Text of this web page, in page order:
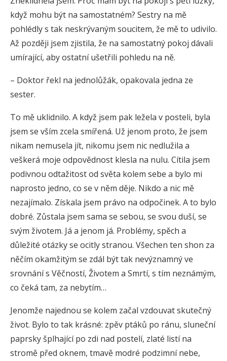
když mohu být na samostatném? Sestry na mě
pohlédly s tak neskrývaným soucitem, že mě to udivilo.
Až později jsem zjistila, že na samostatný pokoj dávali
umírající, aby ostatní ušetřili pohledu na ně.
– Doktor řekl na jednolůžák, opakovala jedna ze
sester.
To mě uklidnilo. A když jsem pak ležela v posteli, byla
jsem se vším zcela smířená. Už jenom proto, že jsem
nikam nemusela jít, nikomu jsem nic nedlužila a
veškerá moje odpovědnost klesla na nulu. Cítila jsem
podivnou odtažitost od světa kolem sebe a bylo mi
naprosto jedno, co se v něm děje. Nikdo a nic mě
nezajímalo. Získala jsem právo na odpočinek. A to bylo
dobré. Zůstala jsem sama se sebou, se svou duší, se
svým životem. Já a jenom já. Problémy, spěch a
důležité otázky se ocitly stranou. Všechen ten shon za
něčím okamžitým se zdál být tak nevýznamný ve
srovnání s Věčností, Životem a Smrtí, s tím neznámým,
co čeká tam, za nebytím…
Jenomže najednou se kolem začal vzdouvat skutečný
život. Bylo to tak krásné: zpěv ptáků po ránu, sluneční
paprsky šplhající po zdi nad postelí, zlaté listí na
stromě před oknem, tmavě modré podzimní nebe,